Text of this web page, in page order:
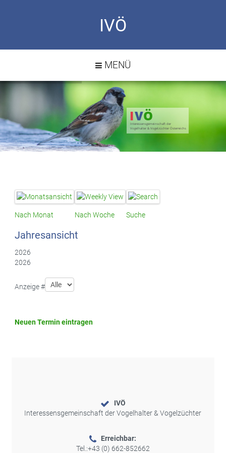
IVÖ
MENÜ
Interessensgemeinschaft der
Vogelhalter & Vogelzüchter Österreichs
IVÖ
Nach Monat Nach Woche Suche
Jahresansicht
2026
2026
Anzeige #
Neuen Termin eintragen
IVÖ
Interessensgemeinschaft der Vogelhalter & Vogelzüchter
Erreichbar:
Tel.:+43 (0) 662-852662